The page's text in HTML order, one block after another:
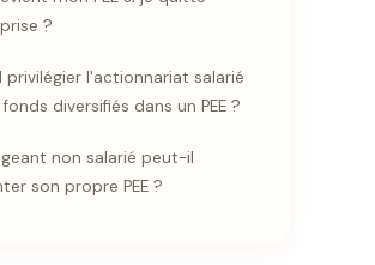
?
privilégier l'actionnariat salarié
diversifiés dans un PEE ?
non salarié peut-il
son propre PEE ?